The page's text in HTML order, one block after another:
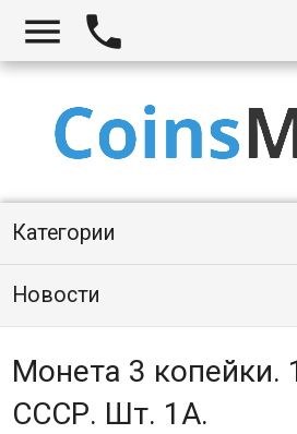
 
Категории
Новости
Монета 3 копейки.
СССР. Шт. 1А.